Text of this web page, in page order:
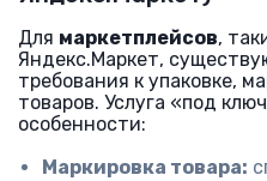
Для маркетплейсов,
Яндекс.Маркет,
требования к упаковке,
товаров. Услуга «под
особенности:
Маркировка товара: